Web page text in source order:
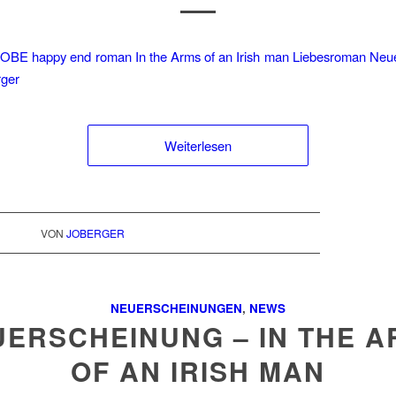
Weiterlesen
VON JOBERGER
NEUERSCHEINUNGEN, NEWS
– IN THE
OF AN IRISH MAN